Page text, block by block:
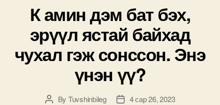
К амин дэм бат бэх,
эрүүл ястай байхад
чухал гэж сонссон. Энэ
үнэн үү?
PostBy Tuvshinbileg
Post4 сар 26, 2023